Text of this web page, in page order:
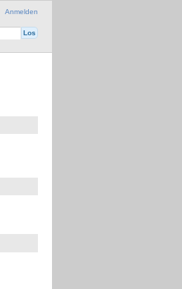
Anmelden